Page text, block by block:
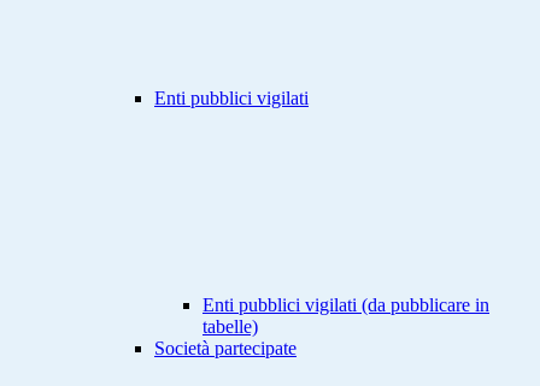
Enti pubblici vigilati
Enti pubblici vigilati (da pubblicare in
tabelle)
Società partecipate